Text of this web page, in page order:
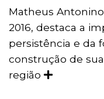
Matheus
2016, destaca a
persistência e da
construção de
região